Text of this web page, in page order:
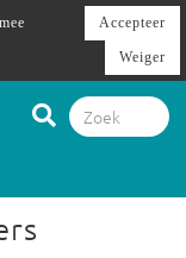
Accepteer
Weiger